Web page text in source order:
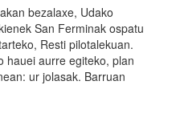
bezalaxe, Udako
San Ferminak ospatu
Resti pilotalekuan.
hauei aurre egiteko, plan
ur jolasak. Barruan